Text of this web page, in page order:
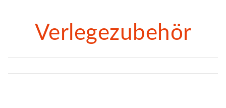
Verlegezubehör